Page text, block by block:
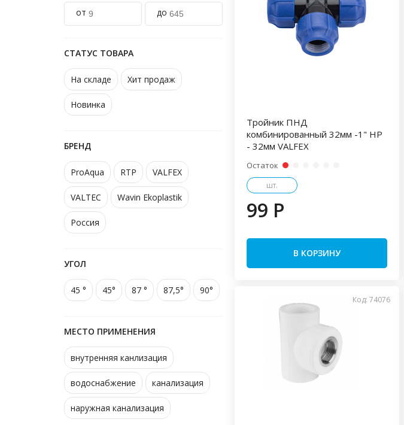
от до
СТАТУС ТОВАРА
На складе Хит продаж
Новинка
БРЕНД
ProAqua RTP VALFEX
VALTEC Wavin Ekoplastik
Россия
УГОЛ
45 ° 45° 87 ° 87,5° 90°
МЕСТО ПРИМЕНЕНИЯ
внутренняя канлизация
водоснабжение канализация
наружная канализация
Тройник ПНД
комбинированный 32мм -1" НР
- 32мм VALFEX
Остаток
шт.
99 P
В КОРЗИНУ
Код: 74076